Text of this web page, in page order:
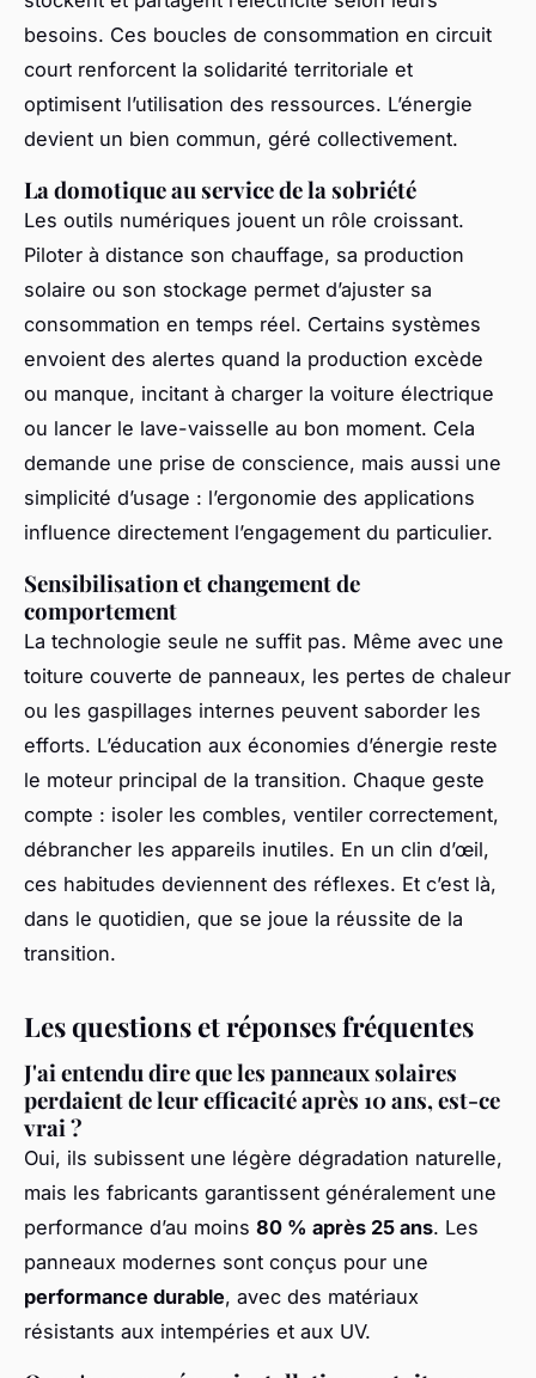
besoins. Ces boucles de consommation en circuit
court renforcent la solidarité territoriale et
optimisent l’utilisation des ressources. L’énergie
devient un bien commun, géré collectivement.
La domotique au service de la sobriété
Les outils numériques jouent un rôle croissant.
Piloter à distance son chauffage, sa production
solaire ou son stockage permet d’ajuster sa
consommation en temps réel. Certains systèmes
envoient des alertes quand la production excède
ou manque, incitant à charger la voiture électrique
ou lancer le lave-vaisselle au bon moment. Cela
demande une prise de conscience, mais aussi une
simplicité d’usage : l’ergonomie des applications
influence directement l’engagement du particulier.
Sensibilisation et changement de
comportement
La technologie seule ne suffit pas. Même avec une
toiture couverte de panneaux, les pertes de chaleur
ou les gaspillages internes peuvent saborder les
efforts. L’éducation aux économies d’énergie reste
le moteur principal de la transition. Chaque geste
compte : isoler les combles, ventiler correctement,
débrancher les appareils inutiles. En un clin d’œil,
ces habitudes deviennent des réflexes. Et c’est là,
dans le quotidien, que se joue la réussite de la
transition.
Les questions et réponses fréquentes
J'ai entendu dire que les panneaux solaires
perdaient de leur efficacité après 10 ans, est-ce
vrai ?
Oui, ils subissent une légère dégradation naturelle,
mais les fabricants garantissent généralement une
performance d’au moins 80 % après 25 ans. Les
panneaux modernes sont conçus pour une
performance durable, avec des matériaux
résistants aux intempéries et aux UV.